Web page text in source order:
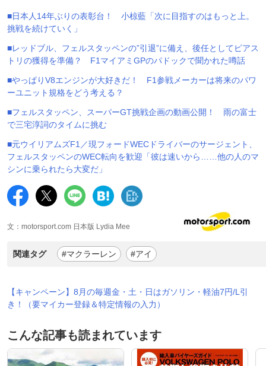
■日本人14年ぶりの表彰台！ 小椋藍「次に目指すのはもっと上。
挑戦を続けていく」
■レッドブル、フェルスタッペンの”引退”に備え、後任としてピアス
トリの獲得を準備？ F1マイアミGPのパドックで聞かれた噂話
■やっぱりV8エンジンが大好きだ！ F1参戦メーカーは将来のパワ
ーユニット規格をどう考える？
■フェルスタッペン、スーパーGT挑戦企画の動画公開！ 雨の富士
で三宅淳詞のタイムに挑む
■元ウイリアムズF1／現フォードWECドライバーのサージェント、
フェルスタッペンのWEC転向を歓迎「彼は速いから……他の人のマ
シンに乗られたら大変だ」
文：motorsport.com 日本版 Lydia Mee
関連タグ #マクラーレン #アイ
【キャンペーン】8月の毎週金・土・日はガソリン・軽油7円/L引
き！（要マイカー登録＆特定情報の入力）
こんな記事も読まれています